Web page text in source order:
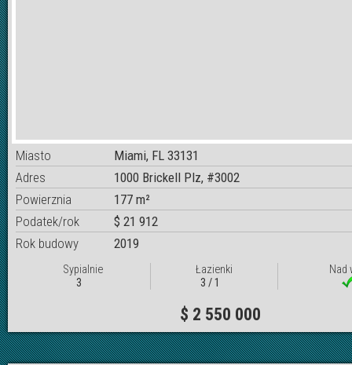
Miasto
Miami, FL 33131
Adres
1000 Brickell Plz, #3002
Powierznia
177 m²
Podatek/rok
$ 21 912
Rok budowy
2019
Sypialnie
3
Łazienki
3 / 1
Nad
$ 2 550 000